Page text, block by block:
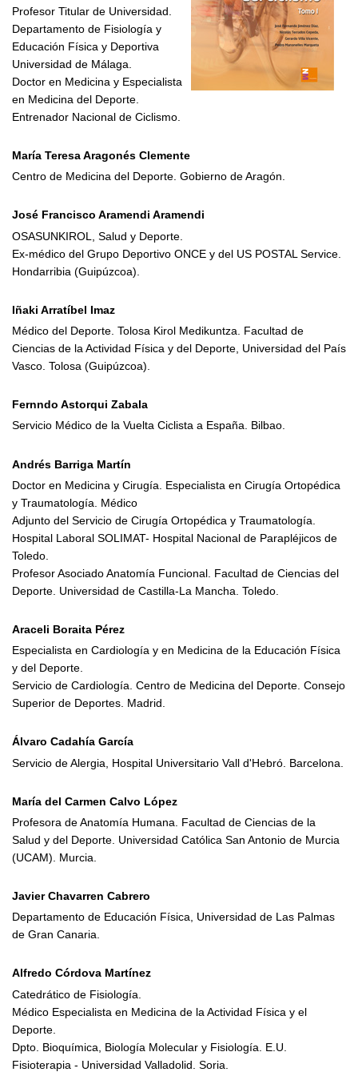
Profesor Titular de Universidad.
Departamento de Fisiología y
Educación Física y Deportiva
Universidad de Málaga.
Doctor en Medicina y Especialista
en Medicina del Deporte.
Entrenador Nacional de Ciclismo.
María Teresa Aragonés Clemente
Centro de Medicina del Deporte. Gobierno de Aragón.
José Francisco Aramendi Aramendi
OSASUNKIROL, Salud y Deporte.
Ex-médico del Grupo Deportivo ONCE y del US POSTAL Service.
Hondarribia (Guipúzcoa).
Iñaki Arratíbel Imaz
Médico del Deporte. Tolosa Kirol Medikuntza. Facultad de
Ciencias de la Actividad Física y del Deporte, Universidad del País
Vasco. Tolosa (Guipúzcoa).
Fernndo Astorqui Zabala
Servicio Médico de la Vuelta Ciclista a España. Bilbao.
Andrés Barriga Martín
Doctor en Medicina y Cirugía. Especialista en Cirugía Ortopédica
y Traumatología. Médico
Adjunto del Servicio de Cirugía Ortopédica y Traumatología.
Hospital Laboral SOLIMAT- Hospital Nacional de Parapléjicos de
Toledo.
Profesor Asociado Anatomía Funcional. Facultad de Ciencias del
Deporte. Universidad de Castilla-La Mancha. Toledo.
Araceli Boraita Pérez
Especialista en Cardiología y en Medicina de la Educación Física
y del Deporte.
Servicio de Cardiología. Centro de Medicina del Deporte. Consejo
Superior de Deportes. Madrid.
Álvaro Cadahía García
Servicio de Alergia, Hospital Universitario Vall d'Hebró. Barcelona.
María del Carmen Calvo López
Profesora de Anatomía Humana. Facultad de Ciencias de la
Salud y del Deporte. Universidad Católica San Antonio de Murcia
(UCAM). Murcia.
Javier Chavarren Cabrero
Departamento de Educación Física, Universidad de Las Palmas
de Gran Canaria.
Alfredo Córdova Martínez
Catedrático de Fisiología.
Médico Especialista en Medicina de la Actividad Física y el
Deporte.
Dpto. Bioquímica, Biología Molecular y Fisiología. E.U.
Fisioterapia - Universidad Valladolid. Soria.